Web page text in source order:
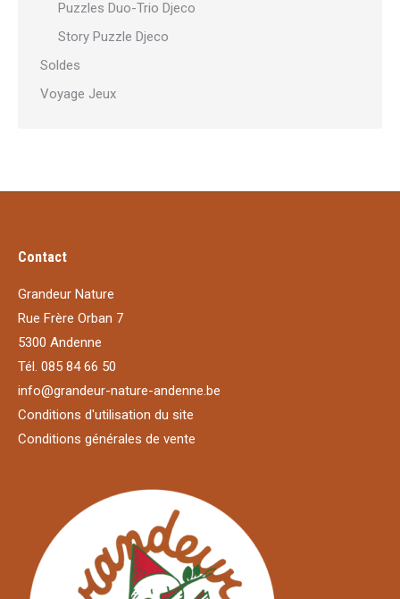
Puzzles Duo-Trio Djeco
Story Puzzle Djeco
Soldes
Voyage Jeux
Contact
Grandeur Nature
Rue Frère Orban 7
5300 Andenne
Tél. 085 84 66 50
info@grandeur-nature-andenne.be
Conditions d'utilisation du site
Conditions générales de vente